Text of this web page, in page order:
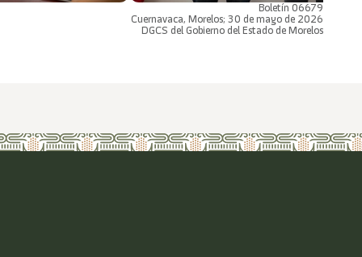
Boletín 06679
Cuernavaca, Morelos; 30 de mayo de 2026
DGCS del Gobierno del Estado de Morelos